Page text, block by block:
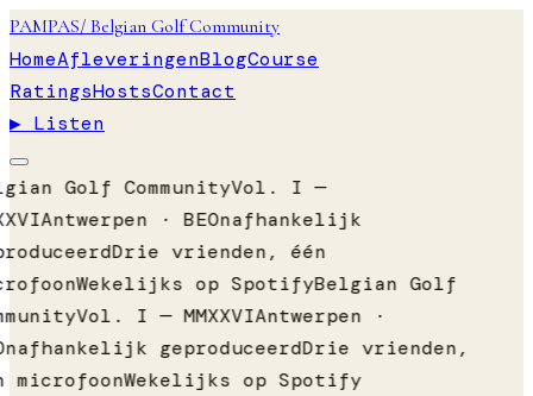
PAMPAS/ Belgian Golf Community
HomeAfleveringenBlogCourse
RatingsHostsContact
▶ Listen
Golf CommunityVol. I —
Antwerpen · BEOnafhankelijk
Drie vrienden, één
Wekelijks op SpotifyBelgian Golf
Vol. I — MMXXVIAntwerpen ·
geproduceerdDrie vrienden,
microfoonWekelijks op Spotify